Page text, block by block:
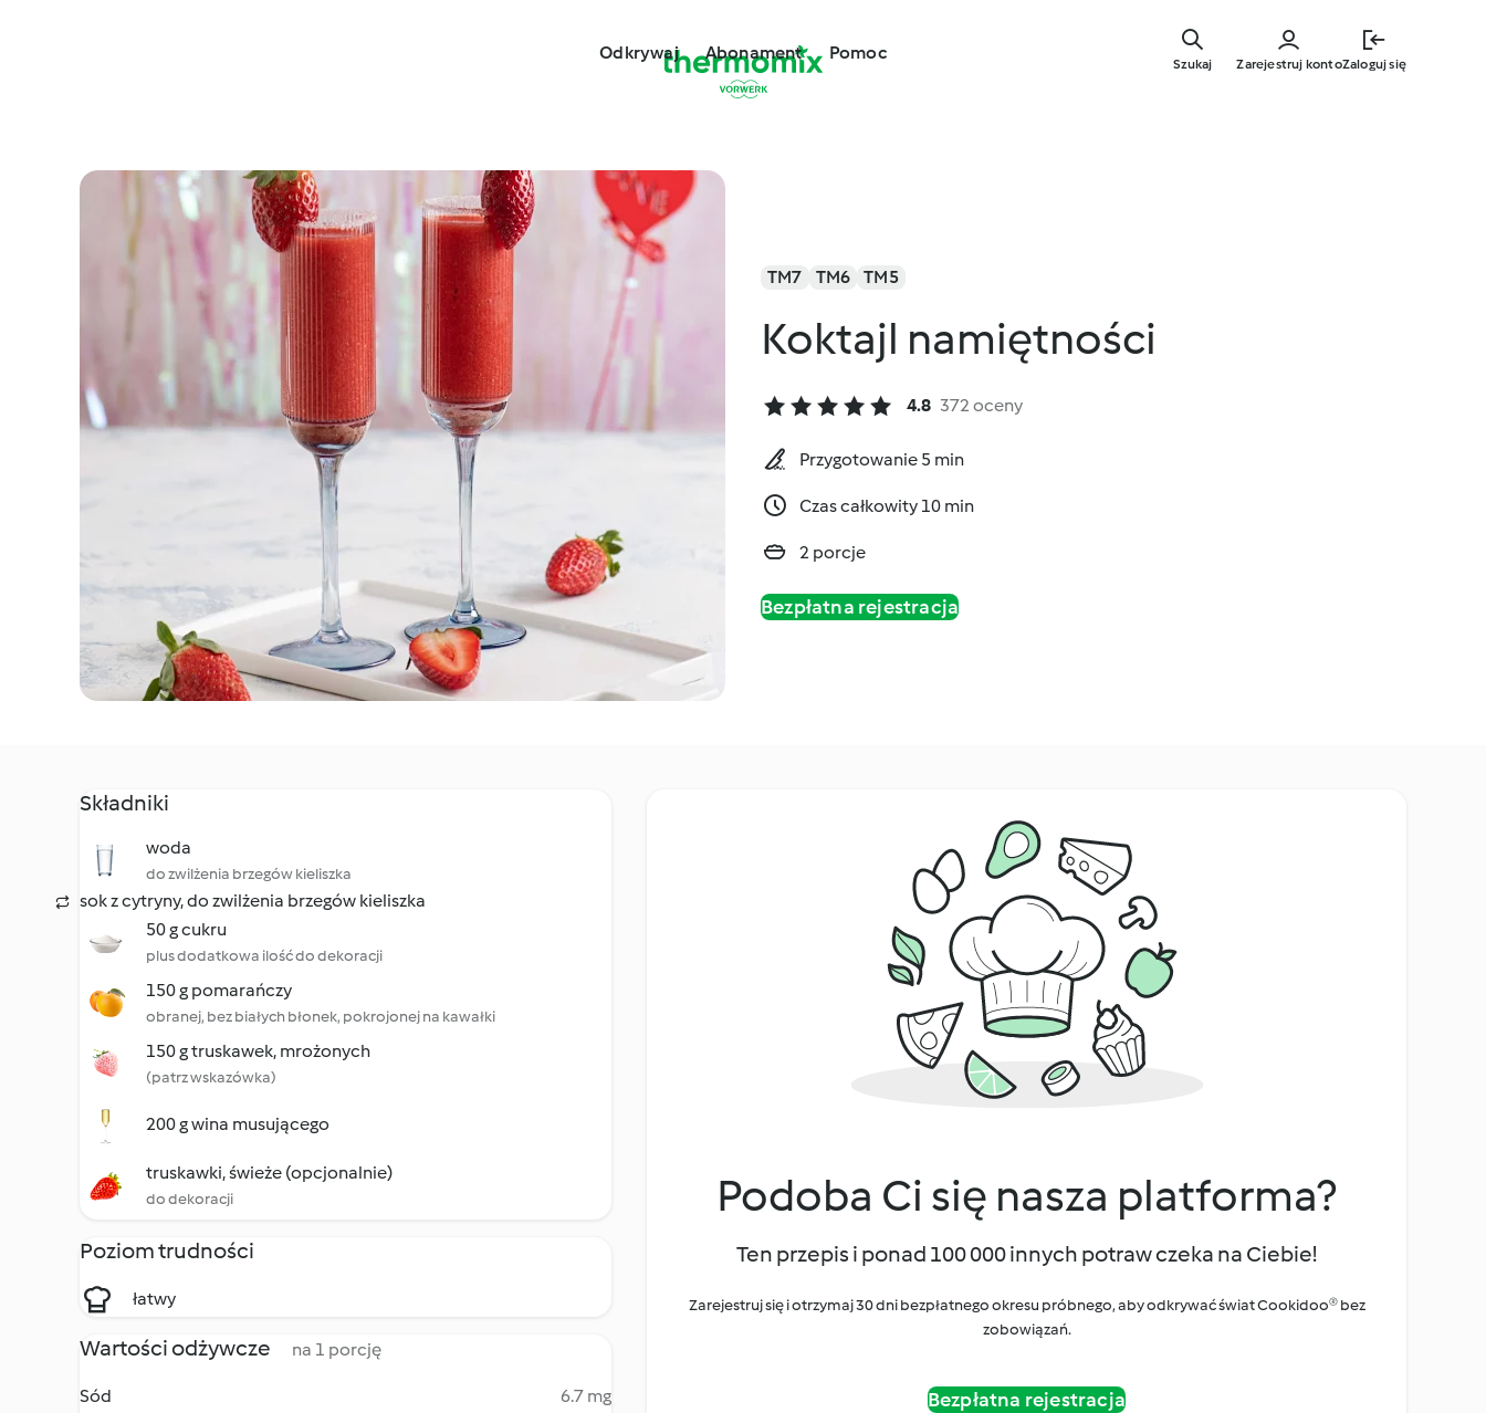
głównej
Odkrywaj Abonament Pomoc
Zarejestruj kontoZaloguj się
Szukaj
TM7 TM6 TM5
Koktajl namiętności
4.8 372 oceny
Przygotowanie 5 min
Czas całkowity 10 min
2 porcje
Bezpłatna rejestracja
Składniki
woda
do zwilżenia brzegów kieliszka
sok z cytryny, do zwilżenia brzegów kieliszka
50 g cukru
plus dodatkowa ilość do dekoracji
150 g pomarańczy
obranej, bez białych błonek, pokrojonej na kawałki
150 g truskawek, mrożonych
(patrz wskazówka)
200 g wina musującego
truskawki, świeże (opcjonalnie)
do dekoracji
Poziom trudności
łatwy
Wartości odżywcze na 1 porcję
Sód
6.7 mg
Podoba Ci się nasza platforma?
Ten przepis i ponad 100 000 innych potraw czeka na Ciebie!
Zarejestruj się i otrzymaj 30 dni bezpłatnego okresu próbnego, aby odkrywać świat Cookidoo® bez
zobowiązań.
Bezpłatna rejestracja